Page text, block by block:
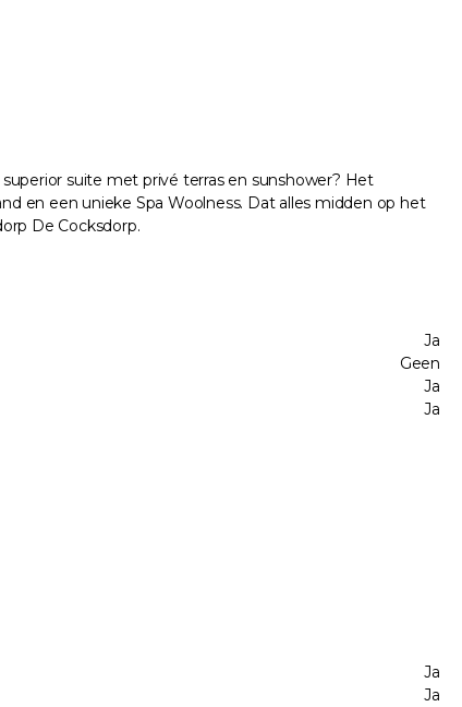
suite met privé terras en sunshower? Het
en een unieke Spa Woolness. Dat alles midden op het
De Cocksdorp.
Ja
Geen
Ja
Ja
Ja
Ja